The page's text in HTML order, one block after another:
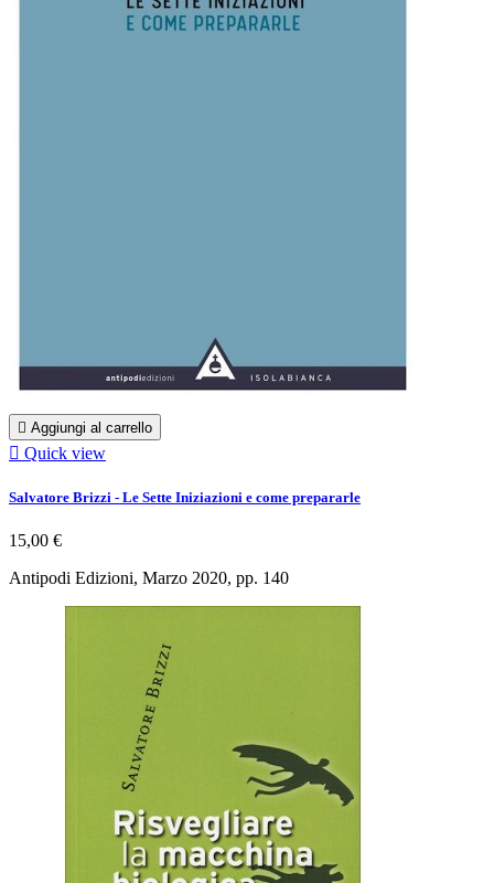
 Aggiungi al carrello
 Quick view
Salvatore Brizzi - Le Sette Iniziazioni e come prepararle
15,00 €
Antipodi Edizioni, Marzo 2020, pp. 140